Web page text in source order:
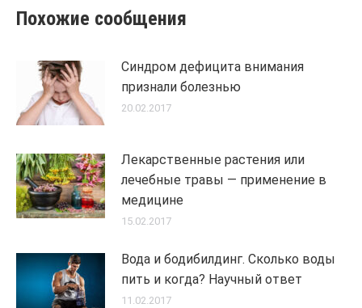
Похожие сообщения
Синдром дефицита внимания
признали болезнью
20.02.2017
Лекарственные растения или
лечебные травы — применение в
медицине
15.02.2017
Вода и бодибилдинг. Сколько воды
пить и когда? Научный ответ
11.02.2017